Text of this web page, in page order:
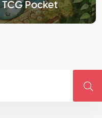
TCG Pocket